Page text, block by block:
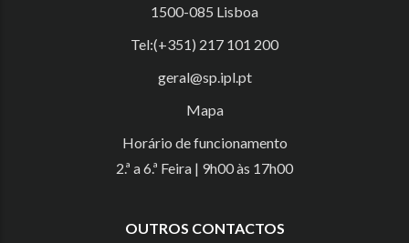
1500-085 Lisboa
Tel:(+351) 217 101 200
geral@sp.ipl.pt
Mapa
Horário de funcionamento
2.ª a 6.ª Feira | 9h00 às 17h00
OUTROS CONTACTOS